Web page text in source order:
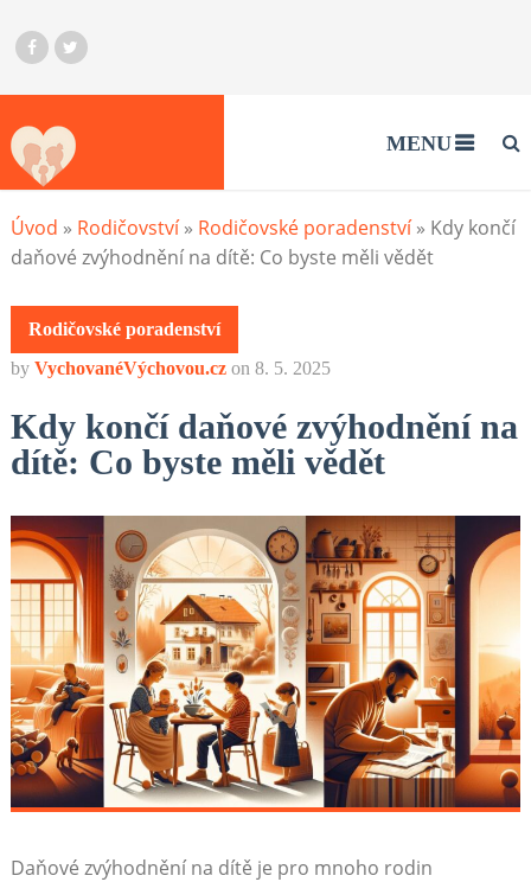
MENU
Úvod » Rodičovství» Rodičovské poradenství» Kdy končí
daňové zvýhodnění na dítě: Co byste měli vědět
Rodičovské poradenství
by VychovanéVýchovou.cz on 8. 5. 2025
Kdy končí daňové zvýhodnění na
dítě: Co byste měli vědět
Daňové zvýhodnění na dítě je pro mnoho rodin